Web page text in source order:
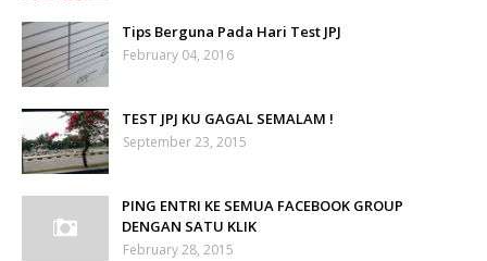
Tips Berguna Pada Hari Test JPJ
February 04, 2016
TEST JPJ KU GAGAL SEMALAM !
September 23, 2015
PING ENTRI KE SEMUA FACEBOOK GROUP
DENGAN SATU KLIK
February 28, 2015